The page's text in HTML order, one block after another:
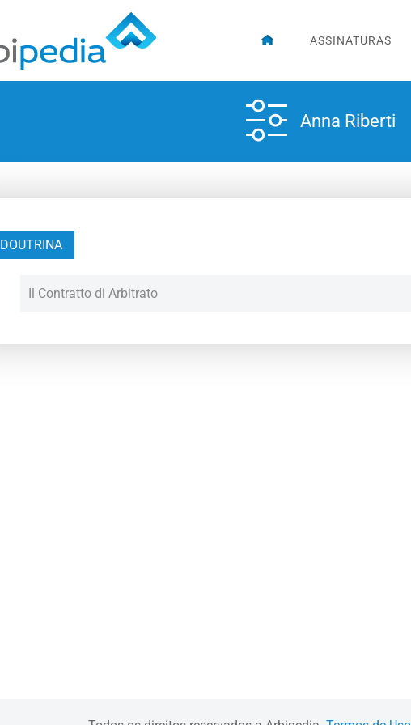
ASSINATURAS
Anna Riberti
DOUTRINA
Il Contratto di Arbitrato